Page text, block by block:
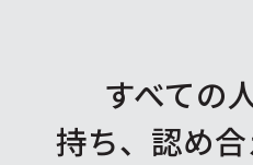
すべての
持ち、認め合